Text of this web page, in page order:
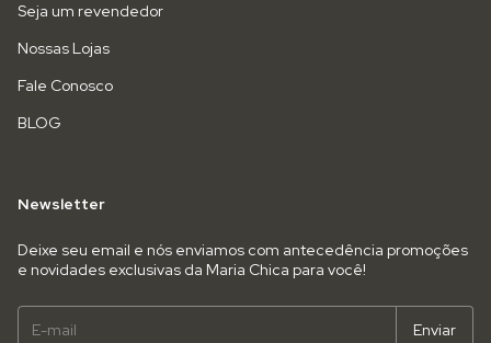
Seja um revendedor
Nossas Lojas
Fale Conosco
BLOG
Newsletter
Deixe seu email e nós enviamos com antecedência promoções
e novidades exclusivas da Maria Chica para você!